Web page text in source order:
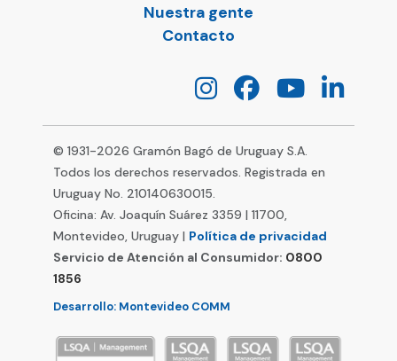
Nuestra gente
Contacto
© 1931-2026 Gramón Bagó de Uruguay S.A.
Todos los derechos reservados. Registrada en
Uruguay No. 210140630015.
Oficina: Av. Joaquín Suárez 3359 | 11700,
Montevideo, Uruguay | Política de privacidad
Servicio de Atención al Consumidor: 0800
1856
Desarrollo: Montevideo COMM